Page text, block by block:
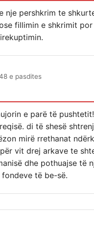
nje pershkrim te
fillimin e shkrimit
e pasdites
e parë të
di të shesë
mirë rrethanat
vit drej arkave te
dhe pothuajse të
të be-së.